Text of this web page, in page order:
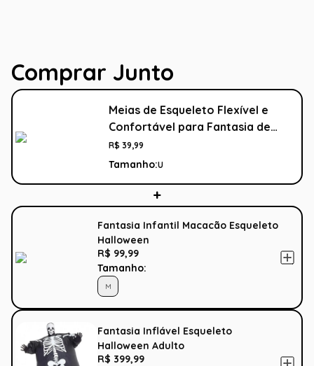
Comprar Junto
Meias de Esqueleto Flexível e
Confortável para Fantasia de
Halloween
R$ 39,99
Tamanho:U
Fantasia Infantil Macacão Esqueleto
Halloween
R$ 99,99
Tamanho:
M
Fantasia Inflável Esqueleto
Halloween Adulto
R$ 399,99